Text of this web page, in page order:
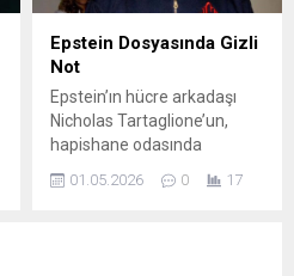
Epstein Dosyasında Gizli
Not
Epstein’ın hücre arkadaşı
Nicholas Tartaglione’un,
hapishane odasında
ölümüyle ilgili olaylar
yaşanırken bir not bulduğu
01.05.2026 0 17